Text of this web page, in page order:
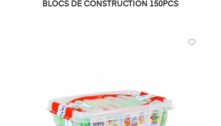
BLOCS DE CONSTRUCTION 150PCS